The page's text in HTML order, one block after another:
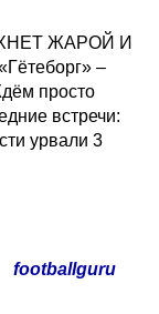
ЖАРОЙ И
–
просто
встречи:
урвали 3
footballguru